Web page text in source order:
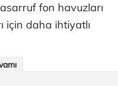
fon havuzları
için daha ihtiyatlı